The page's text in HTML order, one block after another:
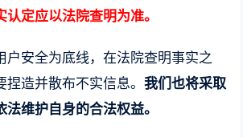
定应以法院查明为准。
户安全为底线，在法院查明事实之
捏造并散布不实信息。我们也将采取
维护自身的合法权益。